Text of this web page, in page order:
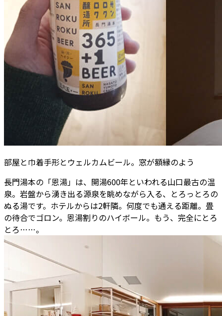
部屋と巾着手形とウェルカムビール。窓が額縁のよう
長門湯本の「恩湯」は、開湯600年といわれる山口最古の温
泉。岩盤から湧き出る源泉を眺めながら入る、とろっとろの
ぬる湯です。ホテルからは2軒隣。何度でも通える距離。畳
の待合でゴロン。恩湯割りのハイボール。もう、完全にとろ
とろ……。